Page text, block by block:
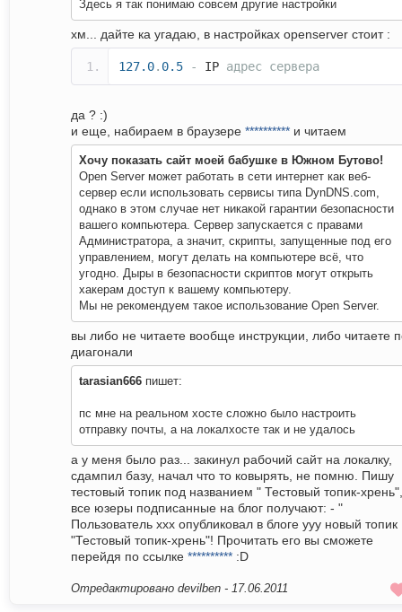
Здесь я так понимаю совсем другие настройки
хм... дайте ка угадаю, в настройках openserver стоит :
127.0. 0.5 - IP адрес сервера
да ? :)
и еще, набираем в браузере ********** и читаем
Хочу показать сайт моей бабушке в Южном Бутово!
Open Server может работать в сети интернет как веб-
сервер если использовать сервисы типа DynDNS.com,
однако в этом случае нет никакой гарантии безопасности
вашего компьютера. Сервер запускается с правами
Администратора, а значит, скрипты, запущенные под его
управлением, могут делать на компьютере всё, что
угодно. Дыры в безопасности скриптов могут открыть
хакерам доступ к вашему компьютеру.
Мы не рекомендуем такое использование Open Server.
вы либо не читаете вообще инструкции, либо читаете
диагонали
tarasian666 пишет:
пс мне на реальном хосте сложно было настроить
отправку почты, а на локалхосте так и не удалось
а у меня было раз... закинул рабочий сайт на локалку,
сдампил базу, начал что то ковырять, не помню. Пишу
тестовый топик под названием " Тестовый топик-
все юзеры подписанные на блог получают: - "
Пользователь ххх опубликовал в блоге yyy новый топик
"Тестовый топик-хрень"! Прочитать его вы сможете
перейдя по ссылке ********** :D
Отредактировано devilben - 17.06.2011